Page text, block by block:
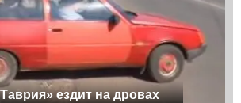
ездит на дровах